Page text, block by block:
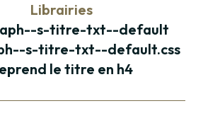
Librairies
s-titre-txt--default
s-titre-txt--default.css
le titre en h4